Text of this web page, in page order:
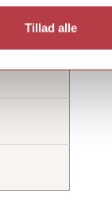
Tillad alle